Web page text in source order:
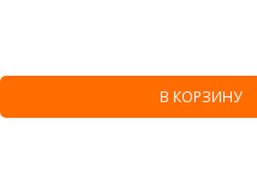
В КОРЗИНУ